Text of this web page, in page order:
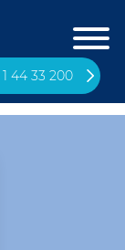
1 44 33 200